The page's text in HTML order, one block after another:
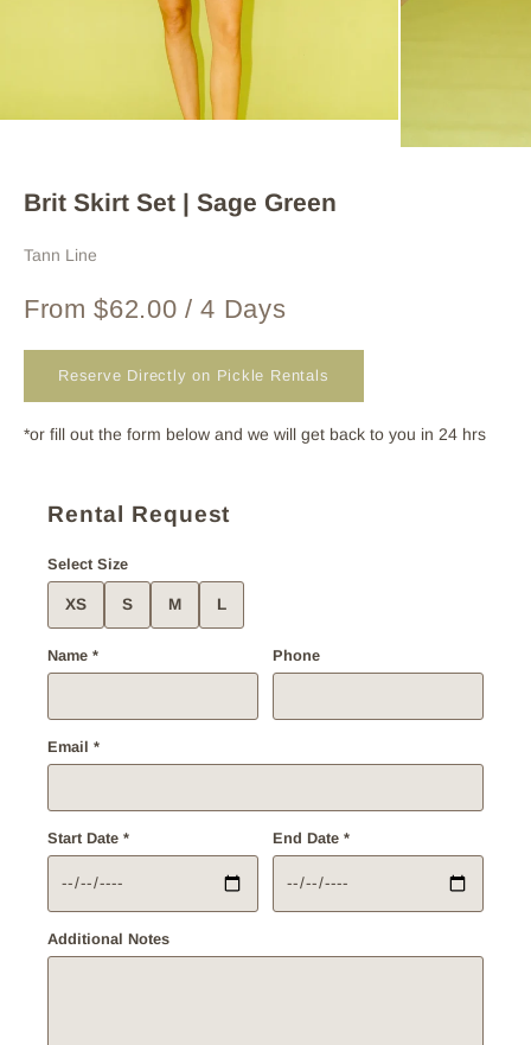
Brit Skirt Set | Sage Green
Tann Line
From $62.00 / 4 Days
Reserve Directly on Pickle Rentals
*or fill out the form below and we will get back to you in 24 hrs
Rental Request
Select Size
XS S M L
Name * Phone
Email *
Start Date * End Date *
Additional Notes